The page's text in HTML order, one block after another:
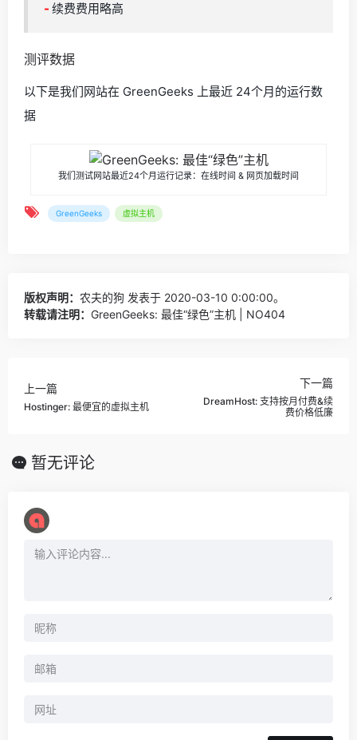
- 续费费用略高
测评数据
以下是我们网站在 GreenGeeks 上最近 24个月的运行数
据
我们测试网站最近24个月运行记录：在线时间 & 网页加载时间
GreenGeeks 虚拟主机
版权声明： 农夫的狗 发表于 2020-03-10 0:00:00。
转载请注明： GreenGeeks: 最佳“绿色”主机 | NO404
上一篇
Hostinger: 最便宜的虚拟主机
下一篇
DreamHost: 支持按月付费&续
费价格低廉
暂无评论